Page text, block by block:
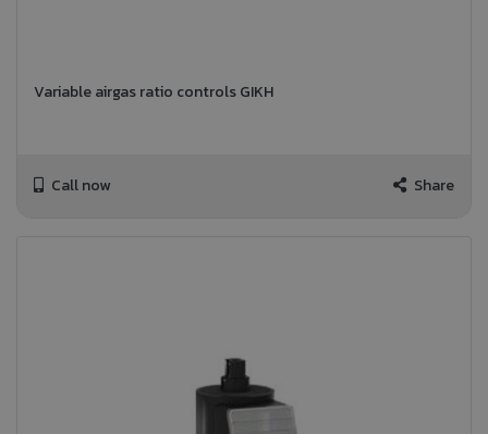
Variable airgas ratio controls GIKH
Call now Share